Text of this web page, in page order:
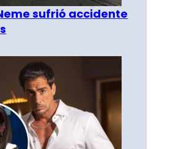
sufrió accidente